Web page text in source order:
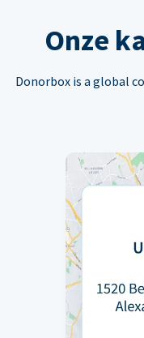
Onze
Donorbox is a global